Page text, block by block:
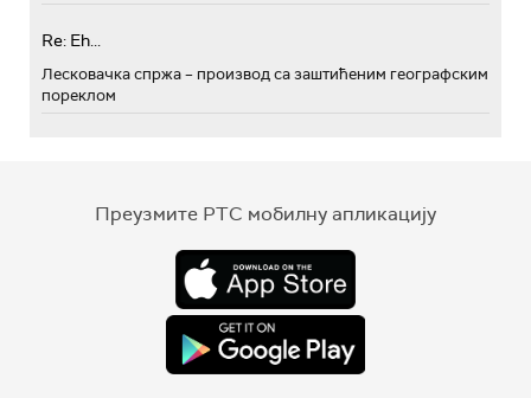
Re: Eh...
Лесковачка спржа – производ са заштићеним географским
пореклом
Преузмите РТС мобилну апликацију